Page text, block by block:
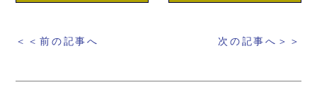
＜＜前の記事へ 次の記事へ＞＞